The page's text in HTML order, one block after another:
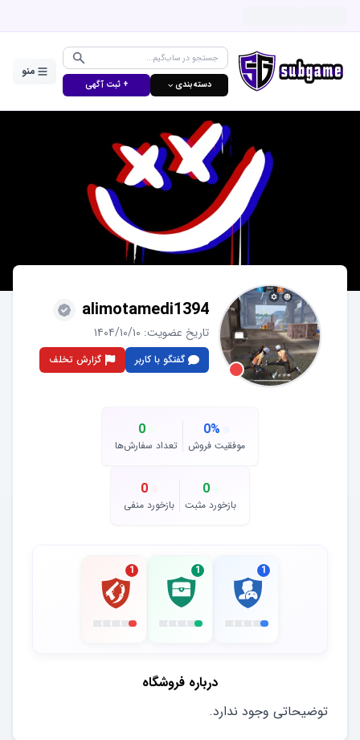
دسته‌بندی ⌵ + ثبت آگهی
منو
alimotamedi1394
تاریخ عضویت: ۱۴۰۴/۱۰/۱۰
گفتگو با کاربر گزارش تخلف
0%
موفقیت فروش
0
تعداد سفارش‌ها
0
بازخورد مثبت
0
بازخورد منفی
1
1
1
درباره فروشگاه
توضیحاتی وجود ندارد.